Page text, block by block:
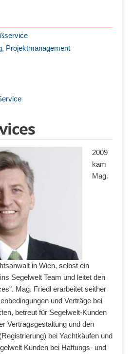
Projektmanagement
2009
kam
Mag.
in Wien, selbst ein
Segelwelt Team und leitet den
Mag. Friedl erarbeitet seither
und Verträge bei
betreut für Segelwelt-Kunden
Vertragsgestaltung und den
bei Yachtkäufen und
Kunden bei Haftungs- und